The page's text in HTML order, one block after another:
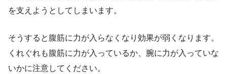
を支えようとしてしまいます。
そうすると腹筋に力が入らなくなり効果が弱くなります。
くれぐれも腹筋に力が入っているか、腕に力が入っていな
いかに注意してください。